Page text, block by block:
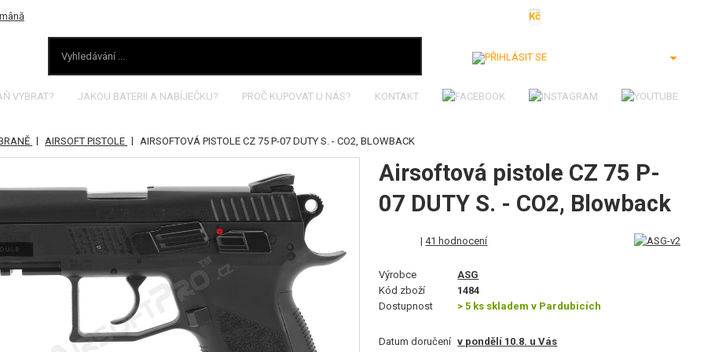
Kč
VYBRAT? JAKOU BATERII A NABÍJEČKU? PROČ KUPOVAT U NÁS? KONTAKT
| AIRSOFT PISTOLE | AIRSOFTOVÁ PISTOLE CZ 75 P-07 DUTY S. - CO2, BLOWBACK
Airsoftová pistole CZ 75 P-
07 DUTY S. - CO2, Blowback
|41 hodnocení
Výrobce
ASG
Kód zboží
1484
Dostupnost
> 5 ks skladem v Pardubicích
Datum doručení v pondělí 10.8. u Vás